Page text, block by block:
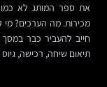
את ספר המותג לא כמו
מכירות. מה הערכים?
חייב להעביר כבר
תיאום שיחה, רכישה,